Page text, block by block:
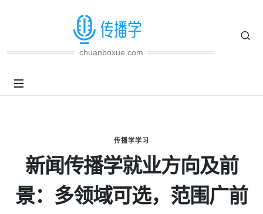
chuanboxue.com
传播学学习
新闻传播学就业方向及前
景：多领域可选，范围广前